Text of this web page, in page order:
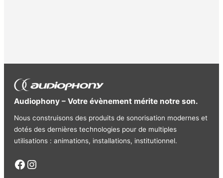
Audiophony – Votre évènement mérite notre son.
Nous construisons des produits de sonorisation modernes et
dotés des dernières technologies pour de multiples
utilisations : animations, installations, institutionnel.
Facebook Instagram